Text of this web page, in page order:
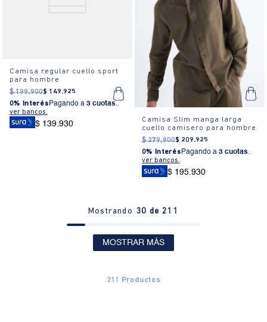
Camisa regular cuello sport
para hombre
$ 199.900$ 149.925
0% Interés Pagando a 3 cuotas.
ver bancos.
$ 139.930
Camisa Slim manga larga
cuello camisero para hombre
$ 279.900$ 209.925
0% Interés Pagando a 3 cuotas.
ver bancos.
$ 195.930
Mostrando 30 de 211
MOSTRAR MÁS
211 Productos